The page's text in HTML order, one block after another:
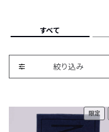
すべて
絞り込み
限定